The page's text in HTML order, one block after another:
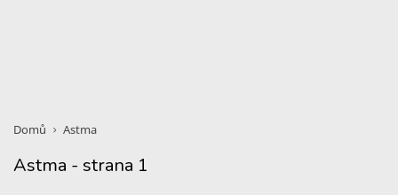
Domů Astma
Astma - strana 1